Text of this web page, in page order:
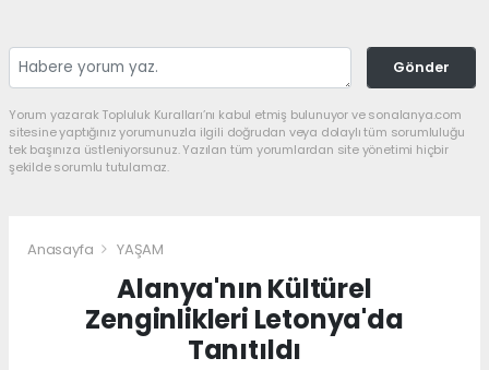
Gönder
Yorum yazarak Topluluk Kuralları’nı kabul etmiş bulunuyor ve sonalanya.com
sitesine yaptığınız yorumunuzla ilgili doğrudan veya dolaylı tüm sorumluluğu
tek başınıza üstleniyorsunuz. Yazılan tüm yorumlardan site yönetimi hiçbir
şekilde sorumlu tutulamaz.
Anasayfa YAŞAM
Alanya'nın Kültürel
Zenginlikleri Letonya'da
Tanıtıldı